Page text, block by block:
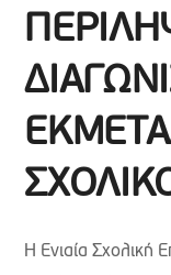
Η Ενιαία Σχολική